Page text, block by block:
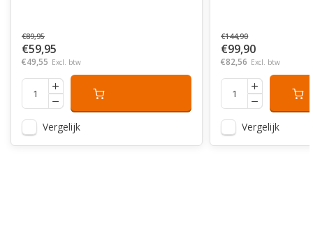
€89,95
€59,95
€49,55 Excl. btw
Vergelijk
€144,90
€99,90
€82,56 Excl. btw
Vergelijk